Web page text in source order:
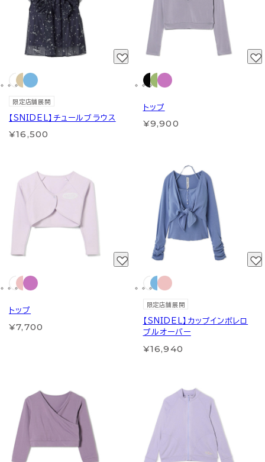
限定店舗展開
【SNIDEL】チュールブラウス
¥16,500
トップ
¥9,900
トップ
¥7,700
限定店舗展開
【SNIDEL】カップインボレロ
プルオーバー
¥16,940